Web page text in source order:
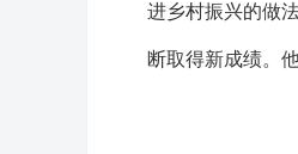
进乡村振兴的做
断取得新成绩。